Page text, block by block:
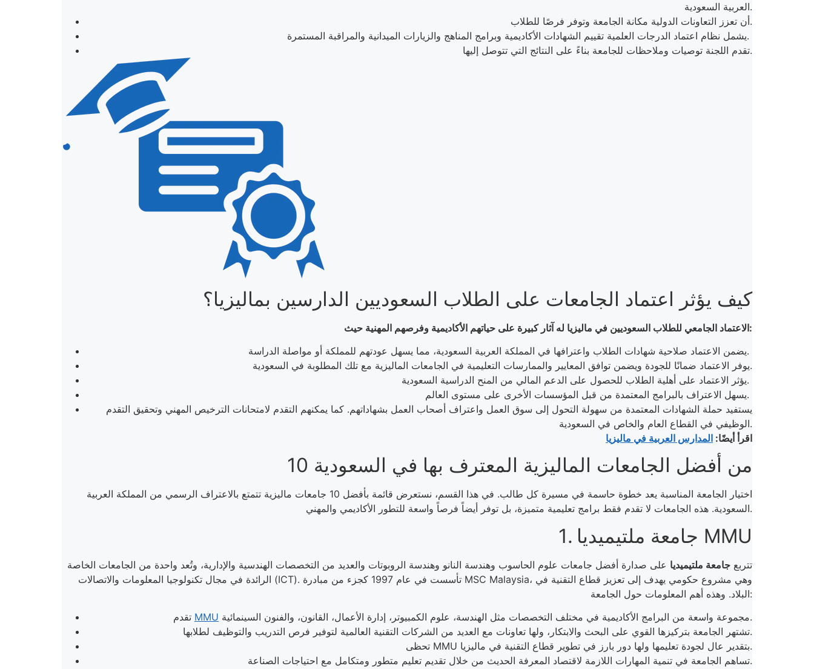
العربية السعودية.
أن تعزز التعاونات الدولية مكانة الجامعة وتوفر فرصًا للطلاب.
يشمل نظام اعتماد الدرجات العلمية تقييم الشهادات الأكاديمية وبرامج المناهج والزيارات الميدانية والمراقبة المستمرة.
تقدم اللجنة توصيات وملاحظات للجامعة بناءً على النتائج التي تتوصل إليها.
كيف يؤثر اعتماد الجامعات على الطلاب السعوديين الدارسين بماليزيا؟
الاعتماد الجامعي للطلاب السعوديين في ماليزيا له آثار كبيرة على حياتهم الأكاديمية وفرصهم المهنية حيث:
يضمن الاعتماد صلاحية شهادات الطلاب واعترافها في المملكة العربية السعودية، مما يسهل عودتهم للمملكة أو مواصلة الدراسة.
يوفر الاعتماد ضمانًا للجودة ويضمن توافق المعايير والممارسات التعليمية في الجامعات الماليزية مع تلك المطلوبة في السعودية.
يؤثر الاعتماد على أهلية الطلاب للحصول على الدعم المالي من المنح الدراسية السعودية.
يسهل الاعتراف بالبرامج المعتمدة من قبل المؤسسات الأخرى على مستوى العالم.
يستفيد حملة الشهادات المعتمدة من سهولة التحول إلى سوق العمل واعتراف أصحاب العمل بشهاداتهم. كما يمكنهم التقدم لامتحانات الترخيص المهني وتحقيق التقدم
الوظيفي في القطاع العام والخاص في السعودية.
اقرأ أيضًا: المدارس العربية في ماليزيا
10 من أفضل الجامعات الماليزية المعترف بها في السعودية
اختيار الجامعة المناسبة يعد خطوة حاسمة في مسيرة كل طالب. في هذا القسم، نستعرض قائمة بأفضل 10 جامعات ماليزية تتمتع بالاعتراف الرسمي من المملكة العربية
السعودية. هذه الجامعات لا تقدم فقط برامج تعليمية متميزة، بل توفر أيضاً فرصاً واسعة للتطور الأكاديمي والمهني.
1. جامعة ملتيميديا MMU
تتربع جامعة ملتيميديا على صدارة أفضل جامعات علوم الحاسوب وهندسة النانو وهندسة الروبوتات والعديد من التخصصات الهندسية والإدارية، وتُعد واحدة من الجامعات الخاصة
الرائدة في مجال تكنولوجيا المعلومات والاتصالات (ICT). تأسست في عام 1997 كجزء من مبادرة MSC Malaysia، وهي مشروع حكومي يهدف إلى تعزيز قطاع التقنية في
البلاد. وهذه أهم المعلومات حول الجامعة:
MMU
مجموعة واسعة من البرامج الأكاديمية في مختلف التخصصات مثل الهندسة، علوم الكمبيوتر، إدارة الأعمال، القانون، والفنون السينمائية.
تشتهر الجامعة بتركيزها القوي على البحث والابتكار، ولها تعاونات مع العديد من الشركات التقنية العالمية لتوفير فرص التدريب والتوظيف لطلابها.
تحظى MMU بتقدير عال لجودة تعليمها ولها دور بارز في تطوير قطاع التقنية في ماليزيا.
تساهم الجامعة في تنمية المهارات اللازمة لاقتصاد المعرفة الحديث من خلال تقديم تعليم متطور ومتكامل مع احتياجات الصناعة.